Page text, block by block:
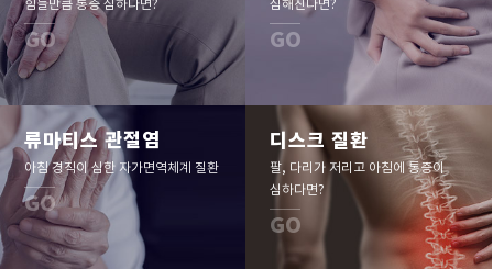
힘들만큼 통증 심하다면?
GO
심해진다면?
GO
류마티스 관절염
아침 경직이 심한 자가면역체계 질환
GO
디스크 질환
팔, 다리가 저리고 아침에 통증이
심하다면?
GO